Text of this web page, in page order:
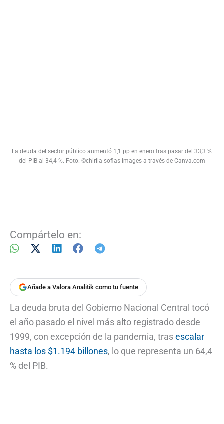
La deuda del sector público aumentó 1,1 pp en enero tras pasar del 33,3 %
del PIB al 34,4 %. Foto: ©chirila-sofias-images a través de Canva.com
Compártelo en:
Añade a Valora Analitik como tu fuente
La deuda bruta del Gobierno Nacional Central tocó
el año pasado el nivel más alto registrado desde
1999, con excepción de la pandemia, trasescalar
hasta los $1.194 billones, lo que representa un 64,4
% del PIB.